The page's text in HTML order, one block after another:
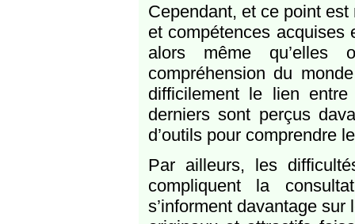
Cependant, et ce point
et compétences acquises
alors même qu’elles
compréhension du
difficilement le lien
derniers sont perçus
d’outils pour comprendre
Par ailleurs, les
compliquent la
s’informent davantage